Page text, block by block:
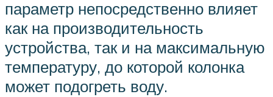
параметр непосредственно влияет
как на производительность
устройства, так и на максимальную
температуру, до которой колонка
может подогреть воду.